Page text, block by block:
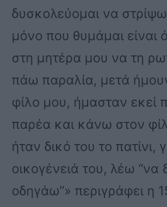
δυσκολεύομαι να
μόνο που θυμάμαι είναι
στη μητέρα μου να τη
πάω παραλία, μετά
φίλο μου, ήμασταν εκεί
παρέα και κάνω στον
ήταν δικό του το πατίνι,
οικογένειά του, λέω “να
οδηγάω”» περιγράφει η